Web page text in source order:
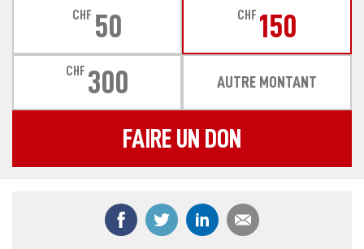
CHF 50 CHF 150
CHF 300 AUTRE MONTANT
FAIRE UN DON
Partager ce contenu sur Facebook
Partager ce contenu sur Twitter
Partager ce contenu